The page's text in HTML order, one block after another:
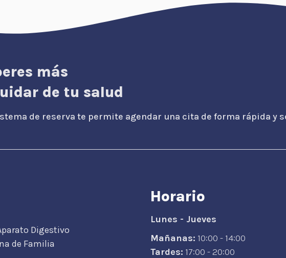
más
de tu salud
de reserva te permite agendar una cita de forma rápida y
Digestivo
de Familia
Horario
Lunes - Jueves
Mañanas: 10:00 - 14:00
Tardes: 17:00 - 20:00